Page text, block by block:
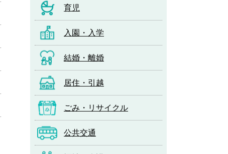
育児
入園・入学
結婚・離婚
居住・引越
ごみ・リサイクル
公共交通